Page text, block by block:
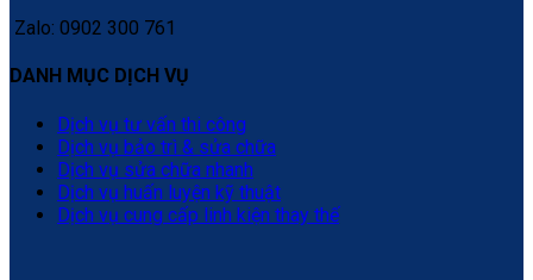
Zalo: 0902 300 761
DANH MỤC DỊCH VỤ
Dịch vụ tư vấn thi công
Dịch vụ bảo trì & sửa chữa
Dịch vụ sửa chữa nhanh
Dịch vụ huấn luyện kỹ thuật
Dịch vụ cung cấp linh kiện thay thế